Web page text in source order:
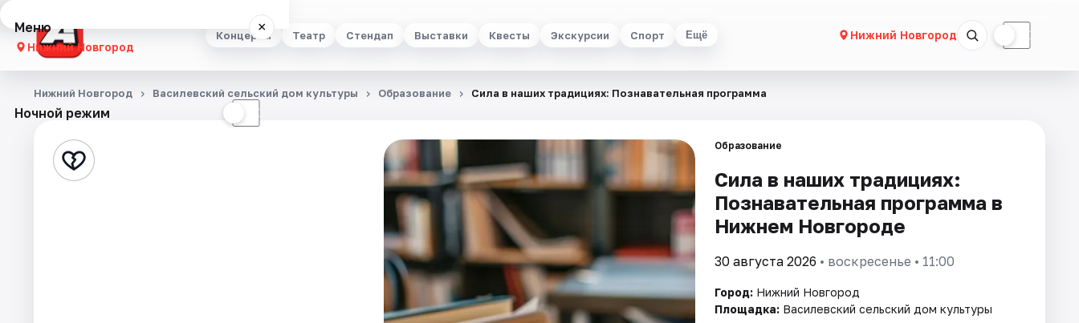
Концерты Театр Стендап Выставки Квесты Экскурсии Спорт Ещё Нижний Новгород ☾
Меню ×
Нижний Новгород
Концерты
Стендап
Ночной режим ☾
Нижний Новгород Василевский сельский дом культуры Образование Сила в наших традициях: Познавательная программа
Образование
Сила в наших традициях:
Познавательная программа в
Нижнем Новгороде
30 августа 2026 • воскресенье • 11:00
Город: Нижний Новгород
Площадка: Василевский сельский дом культуры